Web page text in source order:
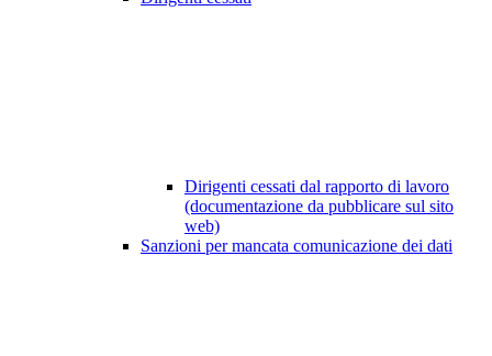
Dirigenti cessati dal rapporto di lavoro
(documentazione da pubblicare sul sito
web)
Sanzioni per mancata comunicazione dei dati